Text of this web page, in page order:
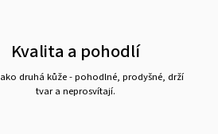
Kvalita a pohodlí
druhá kůže - pohodlné, prodyšné, drží
tvar a neprosvítají.